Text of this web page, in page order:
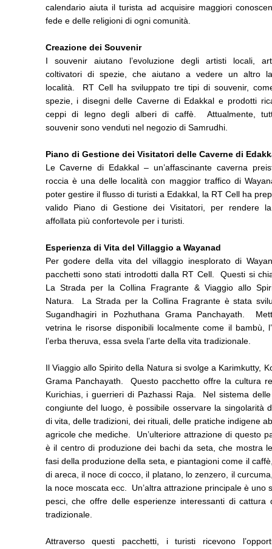
calendario aiuta il turista ad acquisire maggiori
fede e delle religioni di ogni comunità.
Creazione dei Souvenir
I souvenir aiutano l’evoluzione degli artisti locali,
coltivatori di spezie, che aiutano a vedere un altro
località. RT Cell ha sviluppato tre tipi di souvenir,
spezie, i disegni delle Caverne di Edakkal e prodotti
ceppi di legno degli alberi di caffè. Attualmente,
souvenir sono venduti nel negozio di Samrudhi.
Piano di Gestione dei Visitatori delle Caverne di
Le Caverne di Edakkal – un’affascinante caverna
roccia è una delle località con maggior traffico di
poter gestire il flusso di turisti a Edakkal, la RT Cell ha
valido Piano di Gestione dei Visitatori, per rendere
affollata più confortevole per i turisti.
Esperienza di Vita del Villaggio a Wayanad
Per godere della vita del villaggio inesplorato di
pacchetti sono stati introdotti dalla RT Cell. Questi si
La Strada per la Collina Fragrante & Viaggio allo
Natura. La Strada per la Collina Fragrante è stata
Sugandhagiri in Pozhuthana Grama Panchayath.
vetrina le risorse disponibili localmente come il bambù,
l’erba theruva, essa svela l’arte della vita tradizionale.
Il Viaggio allo Spirito della Natura si svolge a Karimkutty,
Grama Panchayath. Questo pacchetto offre la cultura
Kurichias, i guerrieri di Pazhassi Raja. Nel sistema
congiunte del luogo, è possibile osservare la singolarità
di vita, delle tradizioni, dei rituali, delle pratiche indigene
agricole che mediche. Un’ulteriore attrazione di questo
è il centro di produzione dei bachi da seta, che mostra
fasi della produzione della seta, e piantagioni come il
di areca, il noce di cocco, il platano, lo zenzero, il
la noce moscata ecc. Un’altra attrazione principale è uno
pesci, che offre delle esperienze interessanti di cattura
tradizionale.
Attraverso questi pacchetti, i turisti ricevono